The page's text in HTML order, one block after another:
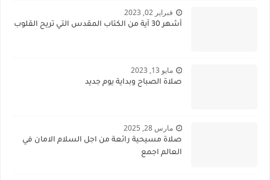
فبراير 02, 2023
أشهر 30 آية من الكتاب المقدس التي تريح القلوب
مايو 13, 2023
صلاة الصباح وبداية يوم جديد
مارس 28, 2025
صلاة مسيحية رائعة من اجل السلام الامان في
العالم اجمع